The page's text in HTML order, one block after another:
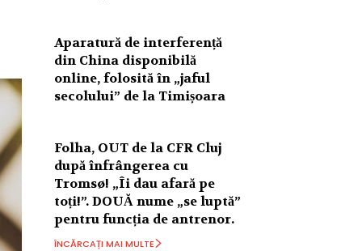
Aparatură de interferență
din China disponibilă
online, folosită în „jaful
secolului” de la Timișoara
Folha, OUT de la CFR Cluj
după înfrângerea cu
Tromsø! „Îi dau afară pe
toți!”. DOUĂ nume „se luptă”
pentru funcția de antrenor.
ÎNCĂRCAȚI MAI MULTE